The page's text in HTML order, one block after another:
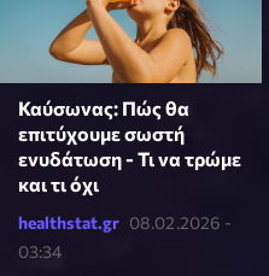
Καύσωνας: Πώς θα
επιτύχουμε σωστή
ενυδάτωση - Τι να τρώμε
και τι όχι
healthstat.gr 08.02.2026 -
03:34